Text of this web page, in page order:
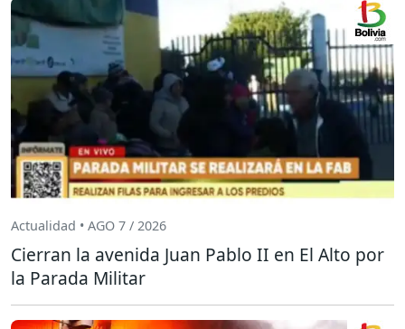
Actualidad • AGO 7 / 2026
Cierran la avenida Juan Pablo II en El Alto por
la Parada Militar